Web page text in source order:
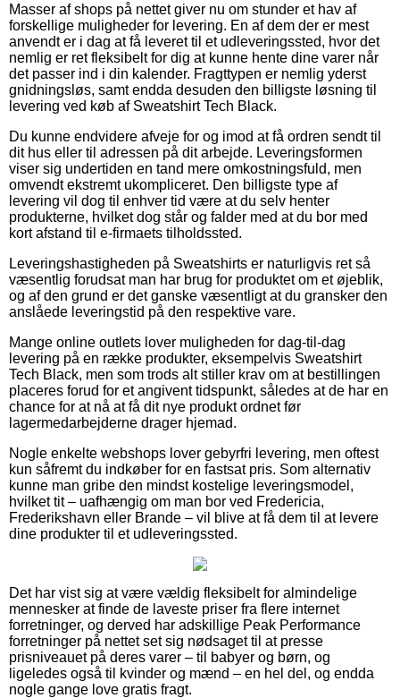
Masser af shops på nettet giver nu om stunder et hav af
forskellige muligheder for levering. En af dem der er mest
anvendt er i dag at få leveret til et udleveringssted, hvor det
nemlig er ret fleksibelt for dig at kunne hente dine varer når
det passer ind i din kalender. Fragttypen er nemlig yderst
gnidningsløs, samt endda desuden den billigste løsning til
levering ved køb af Sweatshirt Tech Black.
Du kunne endvidere afveje for og imod at få ordren sendt til
dit hus eller til adressen på dit arbejde. Leveringsformen
viser sig undertiden en tand mere omkostningsfuld, men
omvendt ekstremt ukompliceret. Den billigste type af
levering vil dog til enhver tid være at du selv henter
produkterne, hvilket dog står og falder med at du bor med
kort afstand til e-firmaets tilholdssted.
Leveringshastigheden på Sweatshirts er naturligvis ret så
væsentlig forudsat man har brug for produktet om et øjeblik,
og af den grund er det ganske væsentligt at du gransker den
anslåede leveringstid på den respektive vare.
Mange online outlets lover muligheden for dag-til-dag
levering på en række produkter, eksempelvis Sweatshirt
Tech Black, men som trods alt stiller krav om at bestillingen
placeres forud for et angivent tidspunkt, således at de har en
chance for at nå at få dit nye produkt ordnet før
lagermedarbejderne drager hjemad.
Nogle enkelte webshops lover gebyrfri levering, men oftest
kun såfremt du indkøber for en fastsat pris. Som alternativ
kunne man gribe den mindst kostelige leveringsmodel,
hvilket tit – uafhængig om man bor ved Fredericia,
Frederikshavn eller Brande – vil blive at få dem til at levere
dine produkter til et udleveringssted.
Det har vist sig at være vældig fleksibelt for almindelige
mennesker at finde de laveste priser fra flere internet
forretninger, og derved har adskillige Peak Performance
forretninger på nettet set sig nødsaget til at presse
prisniveauet på deres varer – til babyer og børn, og
ligeledes også til kvinder og mænd – en hel del, og endda
nogle gange love gratis fragt.